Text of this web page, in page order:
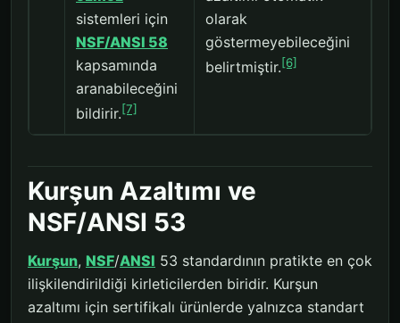
sistemleri için
NSF/ANSI 58
kapsamında
aranabileceğini
bildirir.[7]
olarak
göstermeyebileceğini
belirtmiştir.[6]
Kurşun Azaltımı ve
NSF/ANSI 53
Kurşun, NSF/ANSI 53 standardının pratikte en çok
ilişkilendirildiği kirleticilerden biridir. Kurşun
azaltımı için sertifikalı ürünlerde yalnızca standart